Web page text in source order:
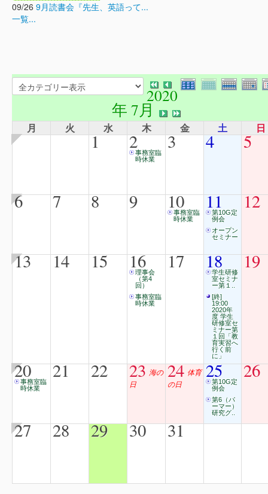
09/26 9月読書会『先生、英語って...
一覧...
2020
年 7月
月 火 水 木 金 土 日
1 2事務室臨
時休業
3 4 5
6 7 8 9 10
事務室臨
時休業
11
第10G定
例会
オープン
セミナー
12
13 14 15 16
理事会
（第4
回）
事務室臨
時休業
17 18
学生研修
室セミナ
ー第１..
[終]
19:00
2020年
度 学生
研修室セ
ミナー第
１回「教
育実習へ
行く前
に」
19
20
事務室臨
時休業
21 22 23 海の
日
24 体育
の日
25
第10G定
例会
第6（パ
ーマー）
研究グ..
26
27 28 29 30 31